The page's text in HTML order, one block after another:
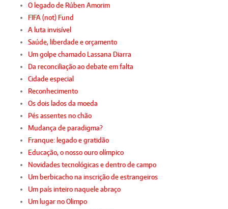
O legado de Rúben Amorim
FIFA (not) Fund
A luta invisível
Saúde, liberdade e orçamento
Um golpe chamado Lassana Diarra
Da reconciliação ao debate em falta
Cidade especial
Reconhecimento
Os dois lados da moeda
Pés assentes no chão
Mudança de paradigma?
Franque: legado e gratidão
Educação, o nosso ouro olímpico
Novidades tecnológicas e dentro de campo
Um berbicacho na inscrição de estrangeiros
Um país inteiro naquele abraço
Um lugar no Olimpo